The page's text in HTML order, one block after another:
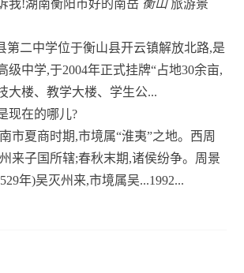
我!湖南衡阳市好的南岳 衡山 旅游景
第二中学位于衡山县开云镇解放北路,是
级中学,于2004年正式挂牌“占地30余亩,
大楼、教学大楼、学生公...
现在的哪儿?
市夏商时期,市境属“淮夷”之地。西周
来子国所辖;春秋末期,诸侯纷争。周景
年)吴灭州来,市境属吴...1992...